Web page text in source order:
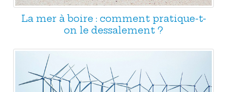
La mer à boire : comment pratique-t-
on le dessalement ?